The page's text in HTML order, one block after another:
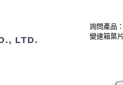
LTD.
詢問產品：
變速箱葉片